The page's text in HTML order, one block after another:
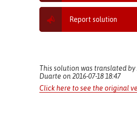
Report solution
This solution was translated by
Duarte on 2016-07-18 18:47
Click here to see the original